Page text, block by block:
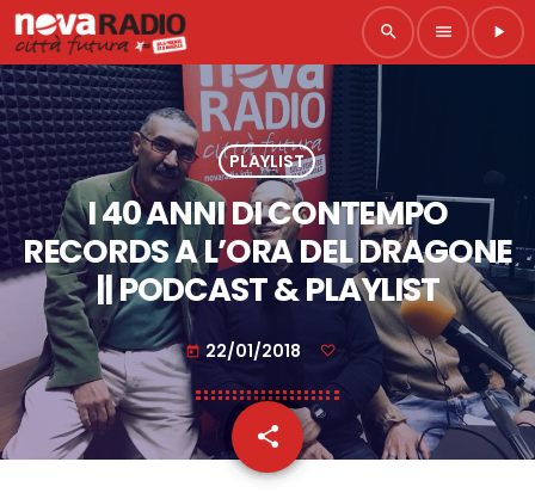
search menu play_arrow
PLAYLIST
I 40 ANNI DI CONTEMPO
RECORDS A L’ORA DEL DRAGONE
|| PODCAST & PLAYLIST
today 22/01/2018
share
email